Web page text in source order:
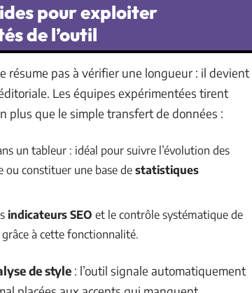
pour exploiter
de l’outil
résume pas à vérifier une longueur : il devient
Les équipes expérimentées tirent
plus que le simple transfert de données :
un tableur : idéal pour suivre l’évolution des
ou constituer une base de statistiques
indicateurs SEO et le contrôle systématique de
à cette fonctionnalité.
de style : l’outil signale automatiquement